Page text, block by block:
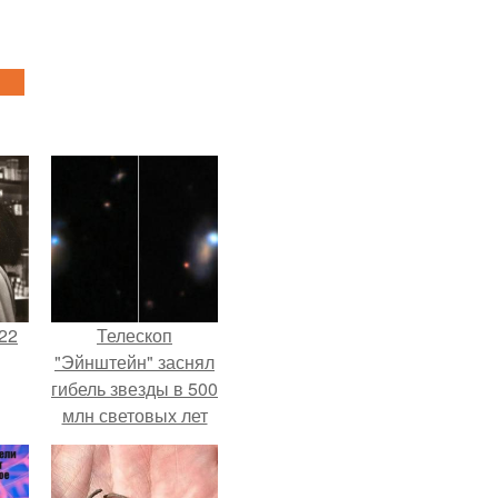
Телескоп
"Эйнштейн" заснял
гибель звезды в 500
млн световых лет
от земли.